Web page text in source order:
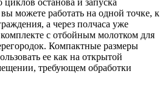
останова и запуска
можете работать на одной точке, к
а через полчаса уже
комплекте с отбойным молотком для
Компактные размеры
ее как на открытой
требующем обработки